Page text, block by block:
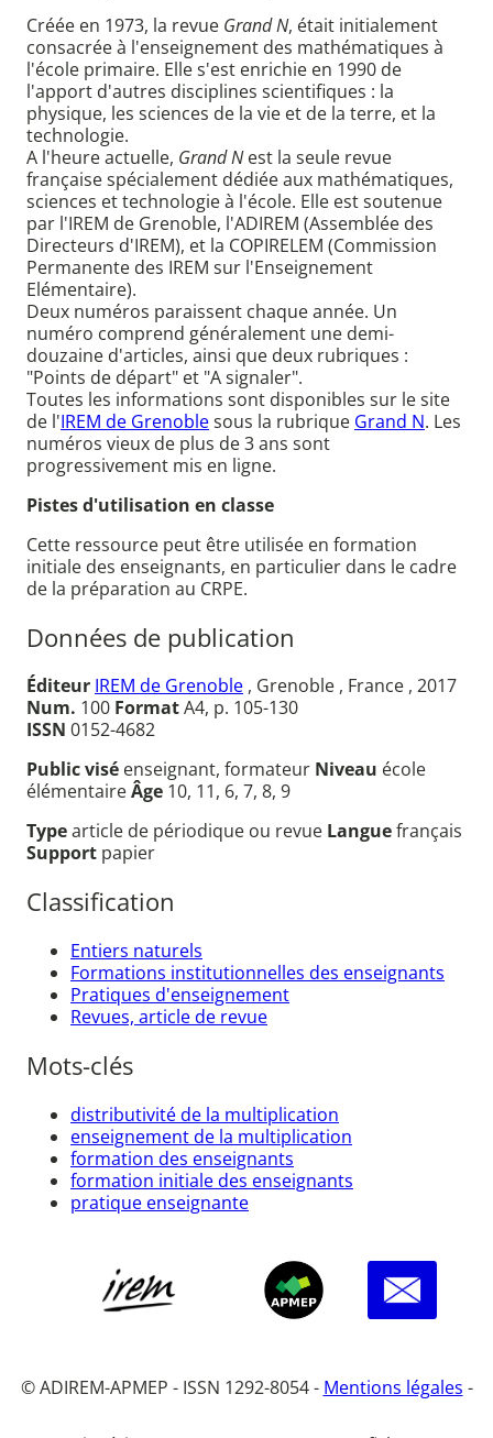
Créée en 1973, la revue Grand N, était initialement
consacrée à l'enseignement des mathématiques à
l'école primaire. Elle s'est enrichie en 1990 de
l'apport d'autres disciplines scientifiques : la
physique, les sciences de la vie et de la terre, et la
technologie.
A l'heure actuelle, Grand Nest la seule revue
française spécialement dédiée aux mathématiques,
sciences et technologie à l'école. Elle est soutenue
par l'IREM de Grenoble, l'ADIREM (Assemblée des
Directeurs d'IREM), et la COPIRELEM (Commission
Permanente des IREM sur l'Enseignement
Elémentaire).
Deux numéros paraissent chaque année. Un
numéro comprend généralement une demi-
douzaine d'articles, ainsi que deux rubriques :
"Points de départ" et "A signaler".
Toutes les informations sont disponibles sur le site
de l'IREM de Grenoblesous la rubrique Grand N. Les
numéros vieux de plus de 3 ans sont
progressivement mis en ligne.
Pistes d'utilisation en classe
Cette ressource peut être utilisée en formation
initiale des enseignants, en particulier dans le cadre
de la préparation au CRPE.
Données de publication
Éditeur IREM de Grenoble , Grenoble , France , 2017
Num. 100 FormatA4, p. 105-130
ISSN 0152-4682
Public visé enseignant, formateur Niveau école
élémentaireÂge 10, 11, 6, 7, 8, 9
Typearticle de périodique ou revue Languefrançais
Support papier
Classification
Entiers naturels
Formations institutionnelles des enseignants
Pratiques d'enseignement
Revues, article de revue
Mots-clés
distributivité de la multiplication
enseignement de la multiplication
formation des enseignants
formation initiale des enseignants
pratique enseignante
© ADIREM-APMEP - ISSN 1292-8054 - Mentions légales -